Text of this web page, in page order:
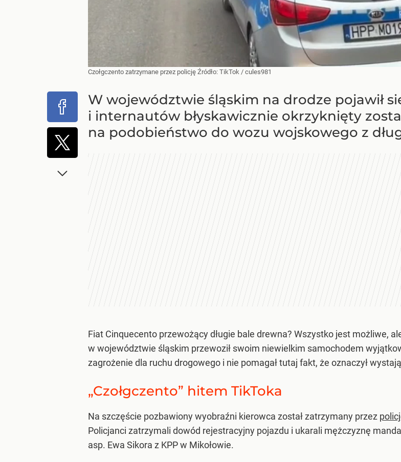
Czołgczento zatrzymane przez policję Źródło: TikTok / cules981
W województwie śląskim na drodze pojawił
i internautów błyskawicznie okrzyknięty
na podobieństwo do wozu wojskowego z
Fiat Cinquecento przewożący długie bale drewna? Wszystko jest możliwe,
w województwie śląskim przewoził swoim niewielkim samochodem
zagrożenie dla ruchu drogowego i nie pomagał tutaj fakt, że oznaczył
„Czołgczento” hitem TikToka
Na szczęście pozbawiony wyobraźni kierowca został zatrzymany przez
Policjanci zatrzymali dowód rejestracyjny pojazdu i ukarali mężczyznę
asp. Ewa Sikora z KPP w Mikołowie.